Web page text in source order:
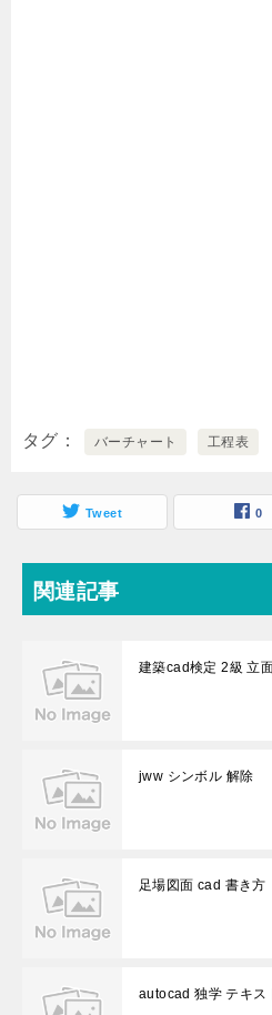
タグ バーチャート 工程表
Tweet 0
関連記事
建築cad検定 2級 立
jww シンボル 解除
足場図面 cad 書き方
autocad 独学 テキス